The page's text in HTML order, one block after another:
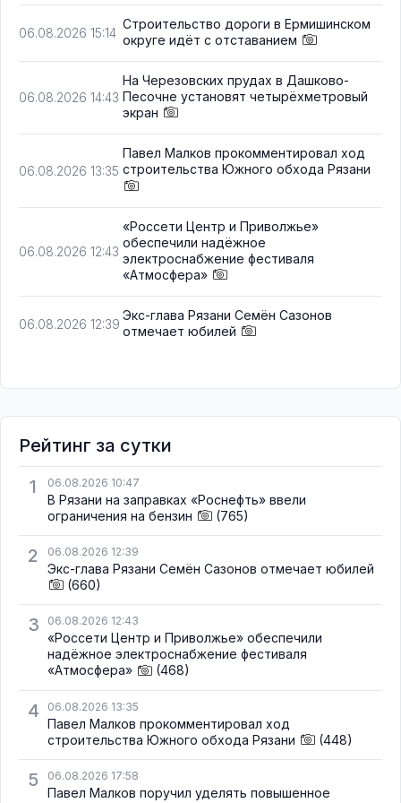
06.08.2026 15:14
Строительство дороги в Ермишинском
округе идёт с отставанием
06.08.2026 14:43
На Черезовских прудах в Дашково-
Песочне установят четырёхметровый
экран
06.08.2026 13:35
Павел Малков прокомментировал ход
строительства Южного обхода Рязани
06.08.2026 12:43
«Россети Центр и Приволжье»
обеспечили надёжное
электроснабжение фестиваля
«Атмосфера»
06.08.2026 12:39
Экс-глава Рязани Семён Сазонов
отмечает юбилей
Рейтинг за сутки
1
06.08.2026 10:47
В Рязани на заправках «Роснефть» ввели
ограничения на бензин
(765)
2 06.08.2026 12:39
Экс-глава Рязани Семён Сазонов отмечает юбилей
(660)
3 06.08.2026 12:43
«Россети Центр и Приволжье» обеспечили
надёжное электроснабжение фестиваля
«Атмосфера»
(468)
4 06.08.2026 13:35
Павел Малков прокомментировал ход
строительства Южного обхода Рязани
(448)
5 06.08.2026 17:58
Павел Малков поручил уделять повышенное